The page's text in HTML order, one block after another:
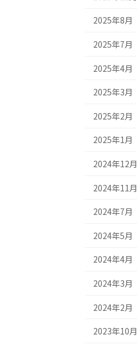
2025年8月
2025年7月
2025年4月
2025年3月
2025年2月
2025年1月
2024年12月
2024年11月
2024年7月
2024年5月
2024年4月
2024年3月
2024年2月
2023年10月